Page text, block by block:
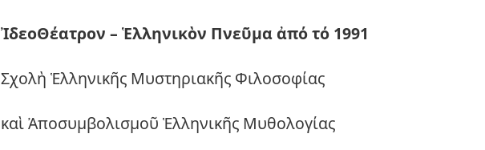
ἸδεοΘέατρον – Ἑλληνικὸν Πνεῦμα ἀπό τό 1991
Σχολὴ Ἑλληνικῆς Μυστηριακῆς Φιλοσοφίας
καὶ Ἀποσυμβολισμοῦ Ἑλληνικῆς Μυθολογίας